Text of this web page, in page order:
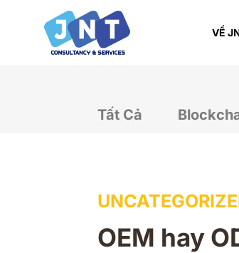
VỀ
Tất Cả
OEM hay